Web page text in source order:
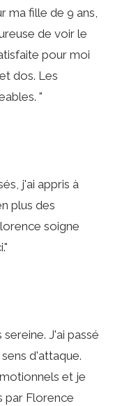
ma fille de 9 ans,
de voir le
pour moi
dos. Les
"
j'ai appris à
plus des
soigne
J'ai passé
d'attaque.
et je
par Florence